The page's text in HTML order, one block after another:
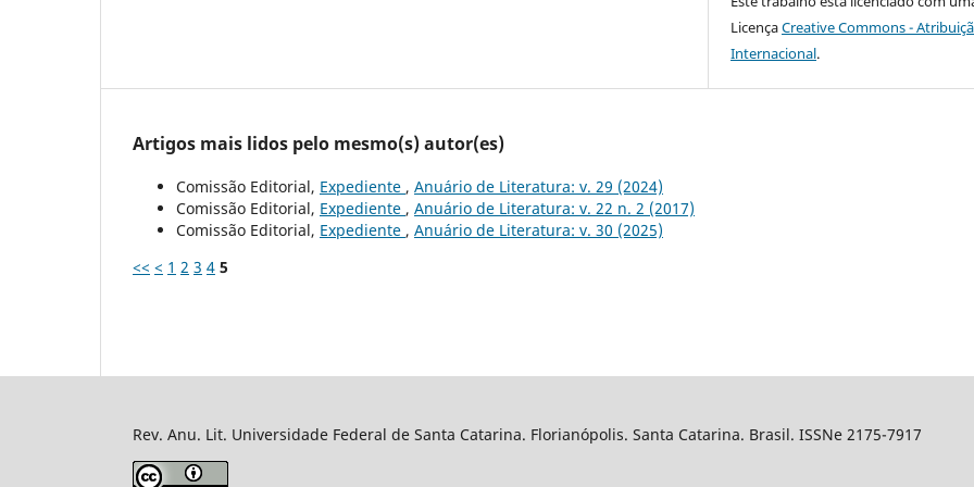
LicençaCreative Commons -
Internacional.
Artigos mais lidos pelo mesmo(s) autor(es)
Comissão Editorial, Expediente , Anuário de Literatura: v. 29 (2024)
Comissão Editorial, Expediente , Anuário de Literatura: v. 22 n. 2 (2017)
Comissão Editorial, Expediente , Anuário de Literatura: v. 30 (2025)
<< < 1 2 3 4 5
Rev. Anu. Lit. Universidade Federal de Santa Catarina. Florianópolis. Santa Catarina. Brasil. ISSNe 2175-7917